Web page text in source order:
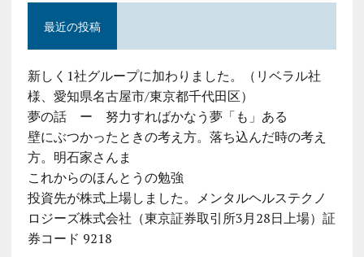
最近の投稿
新しく1社グループに加わりました。（リベラル社
様、愛知県名古屋市/東京都千代田区）
夢の話 ー 努力すればかなう夢「も」ある
壁にぶつかったときの考え方。落ち込んだ時の考え
方。明石家さんま
これからのほんとうの勉強
投資先が株式上場しました。メンタルヘルステクノ
ロジーズ株式会社（東京証券取引所3月28日上場）証
券コード 9218